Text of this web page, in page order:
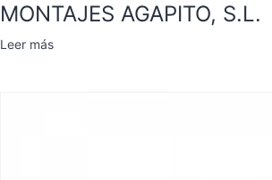
MONTAJES AGAPITO, S.L.
Leer más